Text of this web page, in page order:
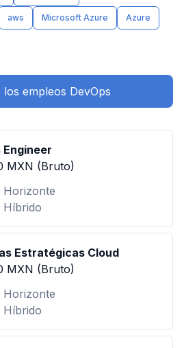
aws Microsoft Azure Azure
los empleos DevOps
MXN (Bruto)
Horizonte
Híbrido
Estratégicas Cloud
MXN (Bruto)
Horizonte
Híbrido